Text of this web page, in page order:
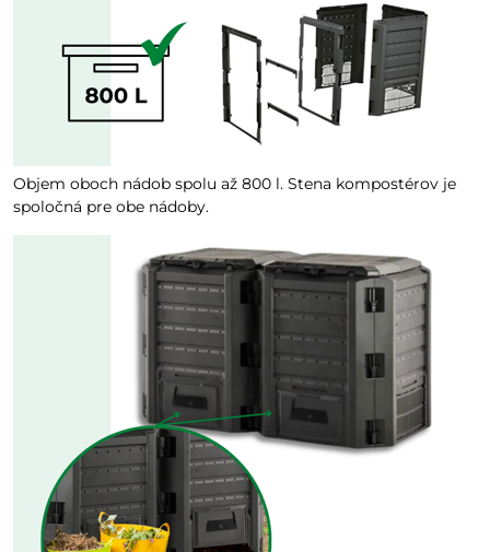
Objem oboch nádob spolu až 800 l. Stena kompostérov je
spoločná pre obe nádoby.